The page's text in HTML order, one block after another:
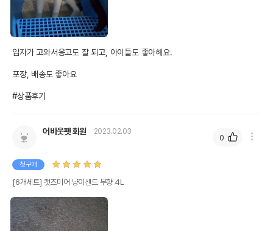
입자가 고와서응고도 잘 되고, 아이들도 좋아해요.
포장, 배송도 좋아요
#상품후기
어바웃펫 회원 2023.02.03
첫구매
[6개세트] 캣츠미어 냥이샌드 무향 4L
0